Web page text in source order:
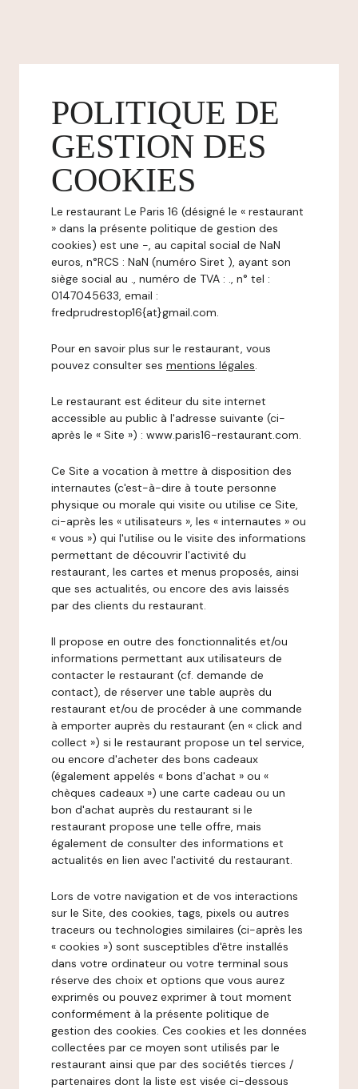
POLITIQUE DE
GESTION DES
COOKIES
Le restaurant Le Paris 16 (désigné le « restaurant
» dans la présente politique de gestion des
cookies) est une -, au capital social de NaN
euros, n°RCS : NaN (numéro Siret ), ayant son
siège social au ., numéro de TVA : ., n° tel :
0147045633, email :
fredprudrestop16{at}gmail.com.
Pour en savoir plus sur le restaurant, vous
pouvez consulter ses mentions légales.
Le restaurant est éditeur du site internet
accessible au public à l'adresse suivante (ci-
après le « Site ») : www.paris16-restaurant.com.
Ce Site a vocation à mettre à disposition des
internautes (c'est-à-dire à toute personne
physique ou morale qui visite ou utilise ce Site,
ci-après les « utilisateurs », les « internautes » ou
« vous ») qui l'utilise ou le visite des informations
permettant de découvrir l'activité du
restaurant, les cartes et menus proposés, ainsi
que ses actualités, ou encore des avis laissés
par des clients du restaurant.
Il propose en outre des fonctionnalités et/ou
informations permettant aux utilisateurs de
contacter le restaurant (cf. demande de
contact), de réserver une table auprès du
restaurant et/ou de procéder à une commande
à emporter auprès du restaurant (en « click and
collect ») si le restaurant propose un tel service,
ou encore d'acheter des bons cadeaux
(également appelés « bons d'achat » ou «
chèques cadeaux ») une carte cadeau ou un
bon d'achat auprès du restaurant si le
restaurant propose une telle offre, mais
également de consulter des informations et
actualités en lien avec l'activité du restaurant.
Lors de votre navigation et de vos interactions
sur le Site, des cookies, tags, pixels ou autres
traceurs ou technologies similaires (ci-après les
« cookies ») sont susceptibles d'être installés
dans votre ordinateur ou votre terminal sous
réserve des choix et options que vous aurez
exprimés ou pouvez exprimer à tout moment
conformément à la présente politique de
gestion des cookies. Ces cookies et les données
collectées par ce moyen sont utilisés par le
restaurant ainsi que par des sociétés tierces /
partenaires dont la liste est visée ci-dessous